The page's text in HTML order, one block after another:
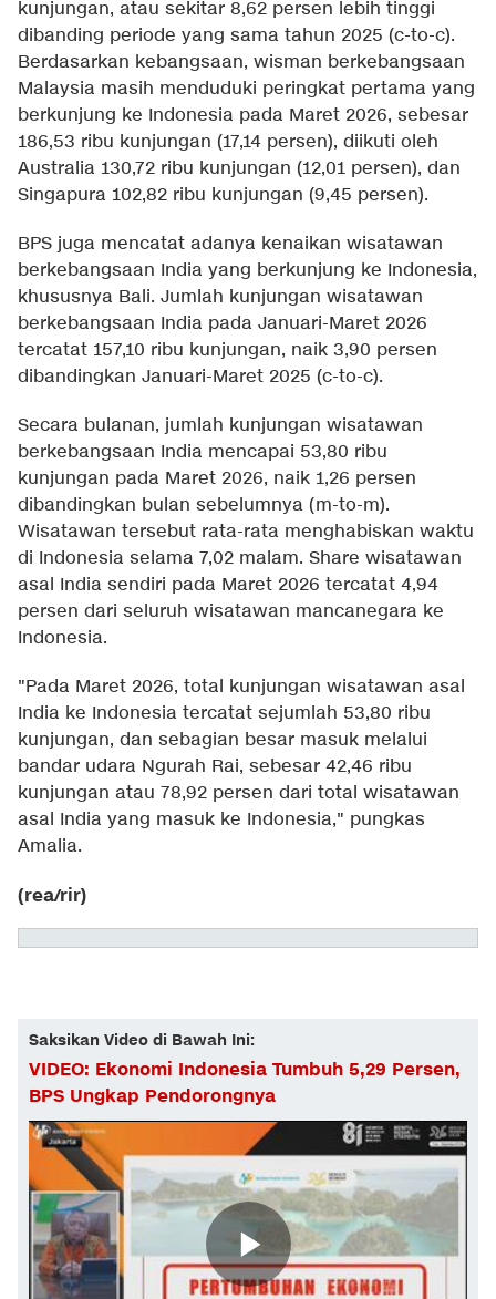
kunjungan, atau sekitar 8,62 persen lebih tinggi
dibanding periode yang sama tahun 2025 (c-to-c).
Berdasarkan kebangsaan, wisman berkebangsaan
Malaysia masih menduduki peringkat pertama yang
berkunjung ke Indonesia pada Maret 2026, sebesar
186,53 ribu kunjungan (17,14 persen), diikuti oleh
Australia 130,72 ribu kunjungan (12,01 persen), dan
Singapura 102,82 ribu kunjungan (9,45 persen).
BPS juga mencatat adanya kenaikan wisatawan
berkebangsaan India yang berkunjung ke Indonesia,
khususnya Bali. Jumlah kunjungan wisatawan
berkebangsaan India pada Januari-Maret 2026
tercatat 157,10 ribu kunjungan, naik 3,90 persen
dibandingkan Januari-Maret 2025 (c-to-c).
Secara bulanan, jumlah kunjungan wisatawan
berkebangsaan India mencapai 53,80 ribu
kunjungan pada Maret 2026, naik 1,26 persen
dibandingkan bulan sebelumnya (m-to-m).
Wisatawan tersebut rata-rata menghabiskan waktu
di Indonesia selama 7,02 malam. Share wisatawan
asal India sendiri pada Maret 2026 tercatat 4,94
persen dari seluruh wisatawan mancanegara ke
Indonesia.
"Pada Maret 2026, total kunjungan wisatawan asal
India ke Indonesia tercatat sejumlah 53,80 ribu
kunjungan, dan sebagian besar masuk melalui
bandar udara Ngurah Rai, sebesar 42,46 ribu
kunjungan atau 78,92 persen dari total wisatawan
asal India yang masuk ke Indonesia," pungkas
Amalia.
(rea/rir)
Saksikan Video di Bawah Ini:
VIDEO: Ekonomi Indonesia Tumbuh 5,29 Persen,
BPS Ungkap Pendorongnya